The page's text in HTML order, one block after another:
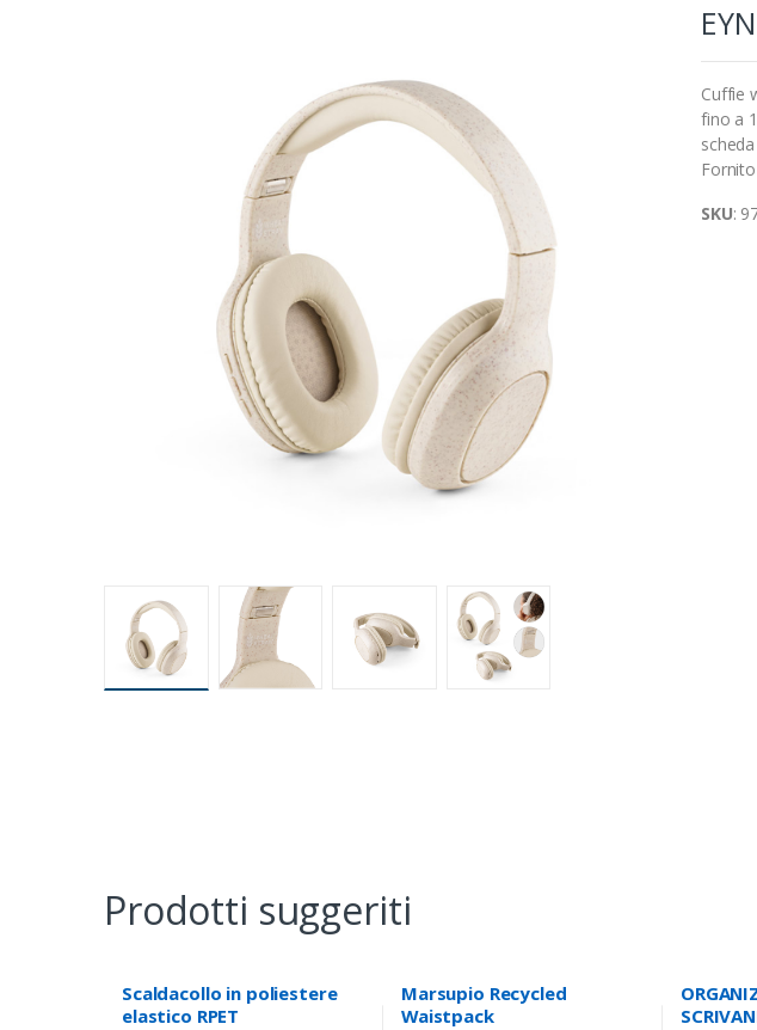
Cuffie
fino a
SKU:
Prodotti suggeriti
Scaldacollo in poliestere
elastico RPET
Marsupio Recycled
Waistpack